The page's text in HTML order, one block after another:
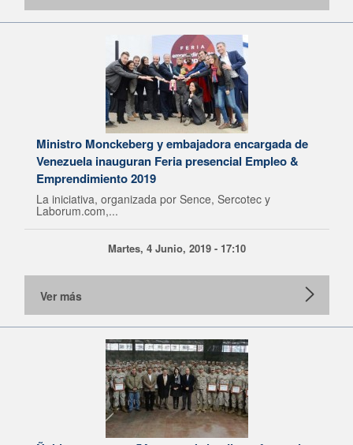
Ministro Monckeberg y embajadora encargada de
Venezuela inauguran Feria presencial Empleo &
Emprendimiento 2019
La iniciativa, organizada por Sence, Sercotec y
Laborum.com,...
Martes, 4 Junio, 2019 - 17:10
Ver más